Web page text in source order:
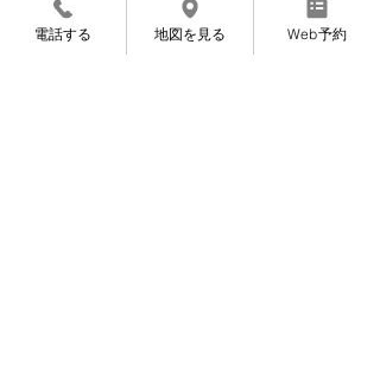
〜完全ご予約制になっております〜
電話する 地図を見る Web予約